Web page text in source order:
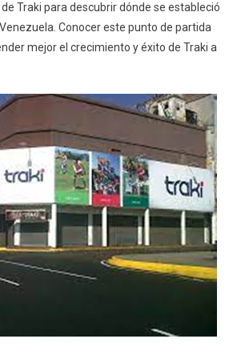
Traki para descubrir dónde se estableció
Conocer este punto de partida
mejor el crecimiento y éxito de Traki a